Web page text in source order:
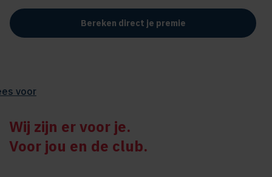
Bereken direct je premie
voor
Wij zijn er voor je.
Voor jou en de club.